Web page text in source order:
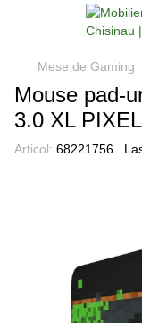
Mese de Gaming
Mouse pad-
3.0 XL PIXEL
Articol: 68221756